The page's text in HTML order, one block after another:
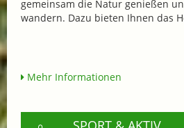
gemeinsam die Natur genießen
wandern. Dazu bieten Ihnen das
Mehr Informationen